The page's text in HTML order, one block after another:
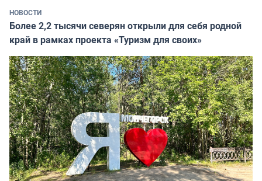
НОВОСТИ
Более 2,2 тысячи северян открыли для себя родной
край в рамках проекта «Туризм для своих»